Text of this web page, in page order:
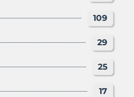
109
29
25
17